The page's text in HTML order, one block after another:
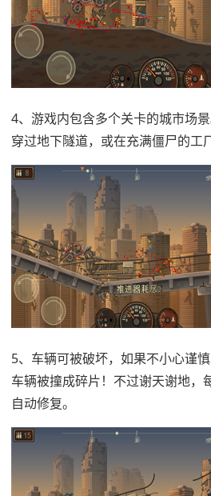
4、游戏内包含多个关卡的城市场
穿过地下隧道，或在充满僵尸的工
5、车辆可被破坏，如果不小心谨
车辆被撞成碎片！不过谢天谢地，
自动修复。